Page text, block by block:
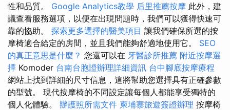
性和品質。 Google Analytics教學 后里推薦按摩 此外，建
議查看服務選項，以便在出現問題時，我們可以獲得快速可
靠的協助。 探索更多選擇的醫美項目 讓我們確保所選的按
摩椅適合給定的房間，並且我們能夠舒適地使用它。 SEO
的真正意思是什麼？ 您還可以在 牙醫診所推薦 附近按摩選
擇 Komoder 台南台胞證辦理詳細資訊 台中腳底按摩療程
網站上找到詳細的尺寸信息，這將幫助您選擇具有正確參數
的型號。 現代按摩椅的不同設定讓每個人都能享受獨特的
個人化體驗。 辦護照所需文件 柬埔寨旅遊簽證辦理 按摩椅